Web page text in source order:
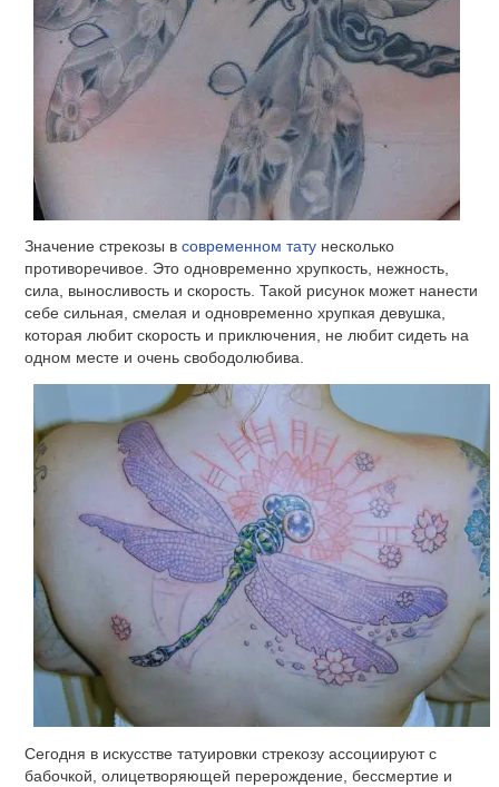
Значение стрекозы в современном тату несколько
противоречивое. Это одновременно хрупкость, нежность,
сила, выносливость и скорость. Такой рисунок может нанести
себе сильная, смелая и одновременно хрупкая девушка,
которая любит скорость и приключения, не любит сидеть на
одном месте и очень свободолюбива.
Сегодня в искусстве татуировки стрекозу ассоциируют с
бабочкой, олицетворяющей перерождение, бессмертие и